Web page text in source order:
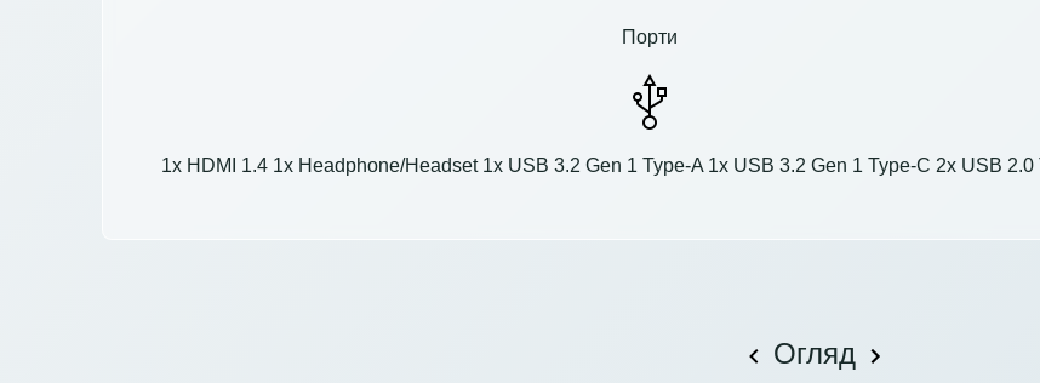
Порти
1x HDMI 1.4 1x Headphone/Headset 1x USB 3.2 Gen 1 Type-A 1x USB 3.2 Gen 1 Type-C 2x USB 2.0
Огляд